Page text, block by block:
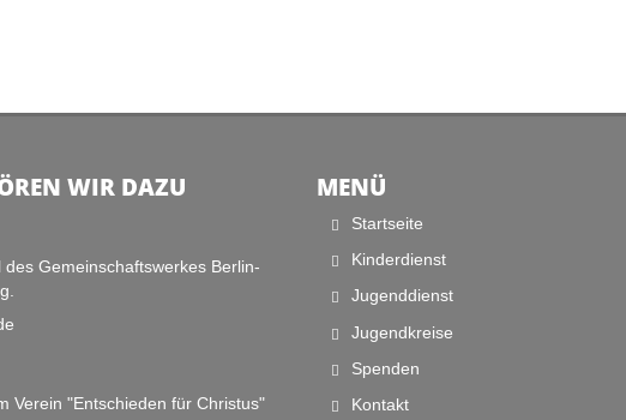
WIR DAZU
des Gemeinschaftswerkes Berlin-
Verein "Entschieden für Christus"
MENÜ
Startseite
Kinderdienst
Jugenddienst
Jugendkreise
Spenden
Kontakt